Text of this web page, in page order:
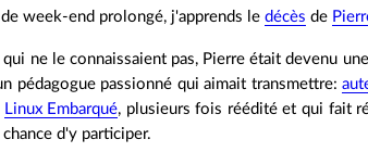
week-end prolongé, j'apprends ledécès de
qui ne le connaissaient pas, Pierre était devenu
pédagogue passionné qui aimait transmettre:
Linux Embarqué, plusieurs fois réédité et qui fait
d'y participer.